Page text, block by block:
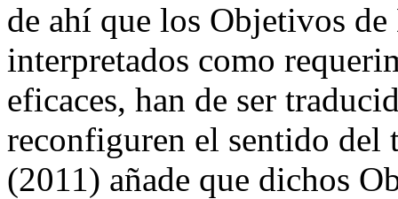
de ahí que los Objetivos
interpretados como
eficaces, han de ser
reconfiguren el sentido del
(2011) añade que dichos